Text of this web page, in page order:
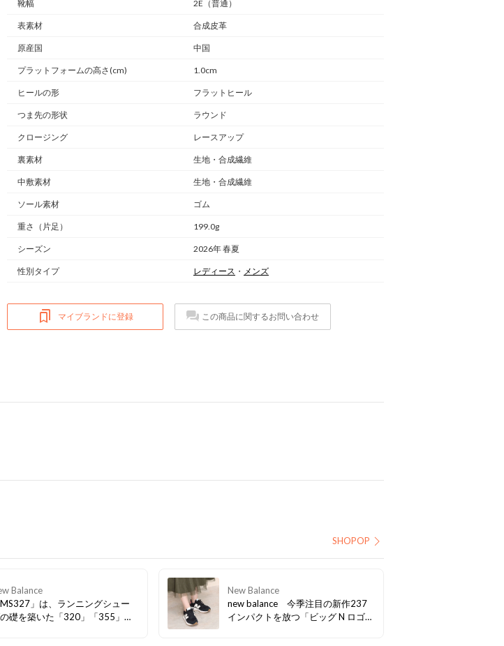
靴幅 2E（普通）
表素材 合成皮革
原産国 中国
プラットフォームの高さ(cm) 1.0cm
ヒールの形 フラットヒール
つま先の形状 ラウンド
クロージング レースアップ
裏素材 生地・合成繊維
中敷素材 生地・合成繊維
ソール素材 ゴム
重さ （片足） 199.0g
シーズン 2026年 春夏
性別タイプ レディース ・ メンズ
マイブランドに登録 この商品に関するお問い合わせ
SHOPOP
Balance
MS327」は、ランニングシュー
礎を築いた「320」「355」
New Balance
new balance 今季注目の新作237
インパクトを放つ「ビッグ N ロゴ」